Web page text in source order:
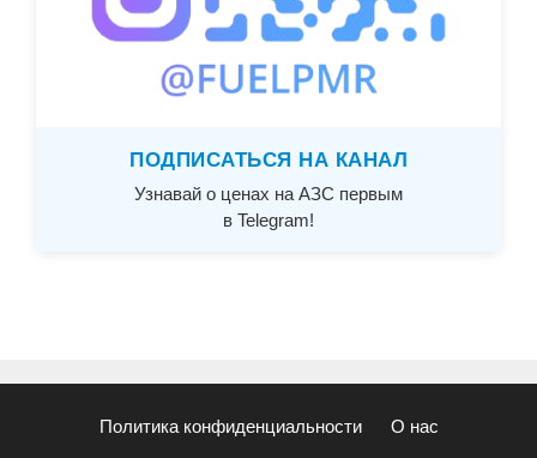
ПОДПИСАТЬСЯ НА КАНАЛ
Узнавай о ценах на АЗС первым
в Telegram!
Политика конфиденциальности О нас